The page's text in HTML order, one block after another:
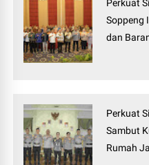
Perkuat
Soppeng
dan
Perkuat
Sambut
Rumah